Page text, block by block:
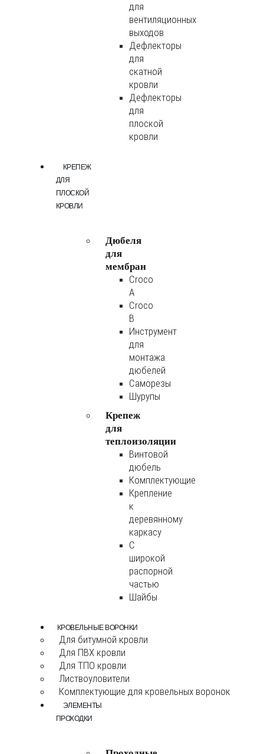
для
вентиляционных
выходов
Дефлекторы
для
скатной
кровли
Дефлекторы
для
плоской
кровли
КРЕПЕЖ
ДЛЯ
ПЛОСКОЙ
КРОВЛИ
Дюбеля
для
мембран
Croco
A
Croco
B
Инструмент
для
монтажа
дюбелей
Саморезы
Шурупы
Крепеж
для
теплоизоляции
Винтовой
дюбель
Комплектующие
Крепление
к
деревянному
каркасу
С
широкой
распорной
частью
Шайбы
КРОВЕЛЬНЫЕ ВОРОНКИ
Для битумной кровли
Для ПВХ кровли
Для ТПО кровли
Листвоуловители
Комплектующие для кровельных воронок
ЭЛЕМЕНТЫ
ПРОХОДКИ